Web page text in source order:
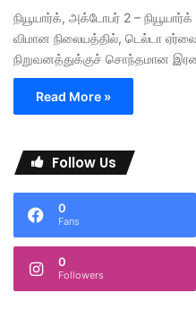
நியூயார்க், அக்டோபர் 2 –
விமான நிலையத்தில், டெல்டா
நிறுவனத்துக்குச் சொந்தமான
Read More »
Follow Us
0
Fans
0
Followers